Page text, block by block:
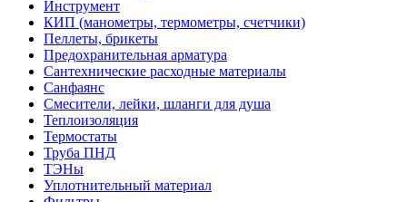
Инструмент
КИП (манометры, термометры, счетчики)
Пеллеты, брикеты
Предохранительная арматура
Сантехнические расходные материалы
Санфаянс
Смесители, лейки, шланги для душа
Теплоизоляция
Термостаты
Труба ПНД
ТЭНы
Уплотнительный материал